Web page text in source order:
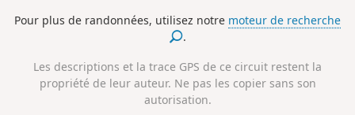
partie du trajet jusqu'à North Walsham.
Pour plus de randonnées, utilisez notre moteur de recherche
.
Les descriptions et la trace GPS de ce circuit restent la
propriété de leur auteur. Ne pas les copier sans son
autorisation.